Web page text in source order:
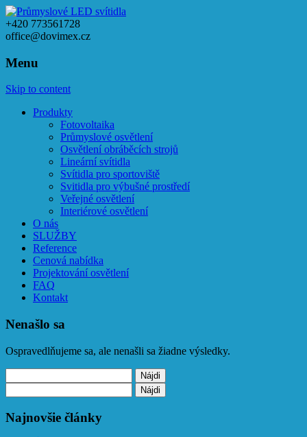
+420 773561728
office@dovimex.cz
Menu
Skip to content
Produkty
Fotovoltaika
Průmyslové osvětlení
Osvětlení obráběcích strojů
Lineární svítidla
Svítidla pro sportoviště
Svitidla pro výbušné prostředí
Veřejné osvětlení
Interiérové osvětlení
O nás
SLUŽBY
Reference
Cenová nabídka
Projektování osvětlení
FAQ
Kontakt
Nenašlo sa
Ospravedlňujeme sa, ale nenašli sa žiadne výsledky.
Najnovšie články